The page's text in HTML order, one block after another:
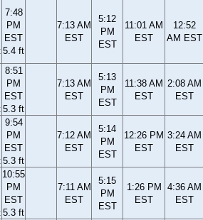
7:48
PM
EST
5.4 ft
7:13 AM
EST
5:12
PM
EST
11:01 AM
EST
12:52
AM EST
8:51
PM
EST
5.3 ft
7:13 AM
EST
5:13
PM
EST
11:38 AM
EST
2:08 AM
EST
9:54
PM
EST
5.3 ft
7:12 AM
EST
5:14
PM
EST
12:26 PM
EST
3:24 AM
EST
10:55
PM
EST
5.3 ft
7:11 AM
EST
5:15
PM
EST
1:26 PM
EST
4:36 AM
EST